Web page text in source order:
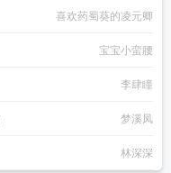
喜欢药蜀葵的凌元卿
宝宝小蛮腰
李肆瞳
梦溪凤
林深深